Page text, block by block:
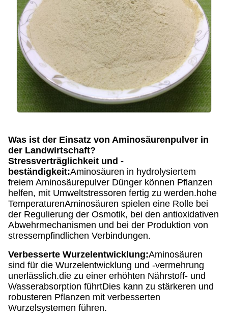
Was ist der Einsatz von Aminosäurenpulver in
der Landwirtschaft?
Stressverträglichkeit und -
beständigkeit:Aminosäuren in hydrolysiertem
freiem Aminosäurepulver Dünger können Pflanzen
helfen, mit Umweltstressoren fertig zu werden.hohe
TemperaturenAminosäuren spielen eine Rolle bei
der Regulierung der Osmotik, bei den antioxidativen
Abwehrmechanismen und bei der Produktion von
stressempfindlichen Verbindungen.
Verbesserte Wurzelentwicklung:Aminosäuren
sind für die Wurzelentwicklung und -vermehrung
unerlässlich.die zu einer erhöhten Nährstoff- und
Wasserabsorption führtDies kann zu stärkeren und
robusteren Pflanzen mit verbesserten
Wurzelsystemen führen.